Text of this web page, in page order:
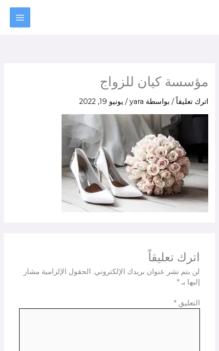
مؤسسة كيان للزواج
اترك تعليقاً / بواسطة yara
/ يونيو 19, 2022
اترك تعليقاً
لن يتم نشر عنوان بريدك الإلكتروني.
الحقول الإلزامية مشار
إليها بـ*
التعليق*